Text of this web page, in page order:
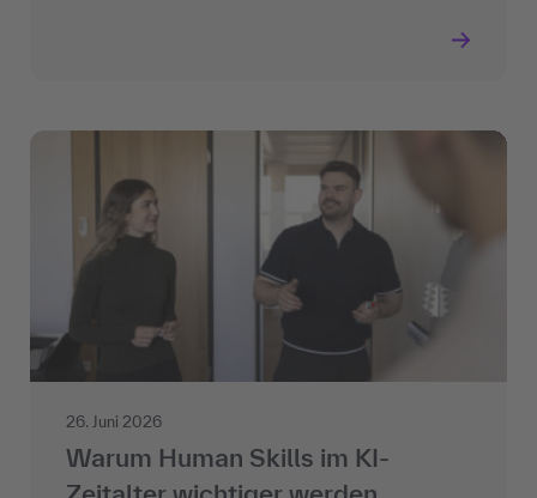
26. Juni 2026
Warum Human Skills im KI-